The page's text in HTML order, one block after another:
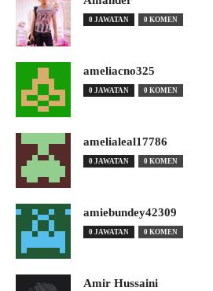
0 JAWATAN 0 KOMEN
ameliacno325
0 JAWATAN 0 KOMEN
amelialeal17786
0 JAWATAN 0 KOMEN
amiebundey42309
0 JAWATAN 0 KOMEN
Amir Hussaini